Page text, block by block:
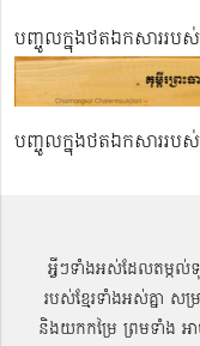
បញ្ចូលក្នុងថតឯកសាររបស់
បញ្ចូលក្នុងថតឯកសាររបស់
អ្វីៗទាំងអស់ដែលតម្កល់
របស់ខ្មែរទាំងអស់គ្នា
និងយកកម្រៃ ព្រមទាំង អ